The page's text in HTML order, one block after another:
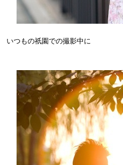
いつもの祇園での撮影中に